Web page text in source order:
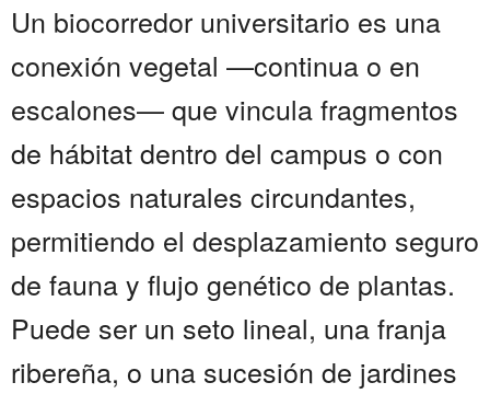
Un biocorredor universitario es una
conexión vegetal —continua o en
escalones— que vincula fragmentos
de hábitat dentro del campus o con
espacios naturales circundantes,
permitiendo el desplazamiento seguro
de fauna y flujo genético de plantas.
Puede ser un seto lineal, una franja
ribereña, o una sucesión de jardines